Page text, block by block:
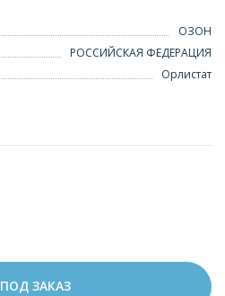
ОЗОН
РОССИЙСКАЯ ФЕДЕРАЦИЯ
Орлистат
ПОД ЗАКАЗ